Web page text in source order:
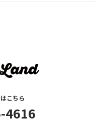
こちら
4616